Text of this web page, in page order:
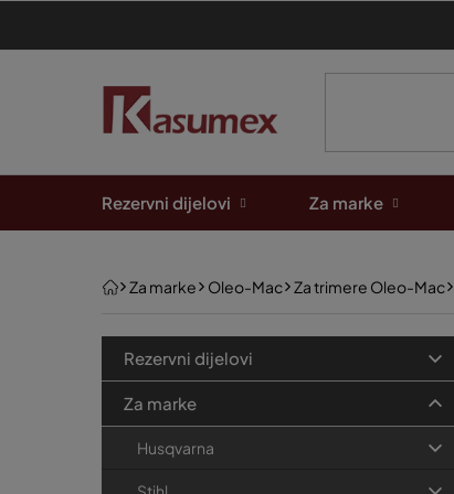
sadržaj
Rezervni dijelovi Za marke
Početna
Za marke Oleo-Mac Za trimere Oleo-Mac
okategorije
a
e
Rezervni dijelovi
Za marke
Husqvarna